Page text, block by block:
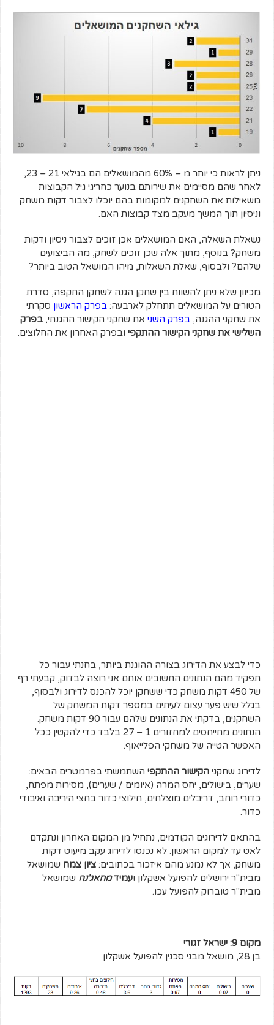
ניתן לראות כי יותר מ – 60% מהמושאלים הם בגילאי 21 – 23,
לאחר שהם מסיימים את שירותם בנוער כחריגי גיל הקבוצות
משאילות את השחקנים למקומות בהם יוכלו לצבור דקות משחק
וניסיון תוך המשך מעקב מצד קבוצות האם.
נשאלת השאלה, האם המושאלים אכן זוכים לצבור ניסיון ודקות
משחק? בנוסף, מתוך אלה שכן זוכים לשחק, מה הביצועים
שלהם? ולבסוף, שאלת השאלות, מיהו המושאל הטוב ביותר?
מכיוון שלא ניתן להשוות בין שחקן הגנה לשחקן התקפה, סדרת
הטורים על המושאלים תתחלק לארבעה:בפרק הראשון סקרתי
את שחקני ההגנה,בפרק השני את שחקני הקישור ההגנתי,בפרק
השלישי את שחקני הקישור ההתקפי ובפרק האחרון את החלוצים.
כדי לבצע את הדירוג בצורה ההוגנת ביותר, בחנתי עבור כל
תפקיד מהם הנתונים החשובים אותם אני רוצה לבדוק, קבעתי רף
של 450 דקות משחק כדי ששחקן יוכל להכנס לדירוג ולבסוף,
בגלל שיש פער עצום לעיתים במספר דקות המשחק של
השחקנים, בדקתי את הנתונים שלהם עבור 90 דקות משחק.
הנתונים מתייחסים למחזורים 1 – 27 בלבד כדי להקטין ככל
האפשר הטייה של משחקי הפלייאוף.
לדירוג שחקניהקישור ההתקפי השתמשתי בפרמטרים הבאים:
שערים, בישולים, יחס המרה (איומים / שערים), מסירות מפתח,
כדורי רוחב, דריבלים מוצלחים, חילוצי כדור בחצי היריבה ואיבודי
כדור.
בהתאם לדירוגים הקודמים, נתחיל מן המקום האחרון ונתקדם
לאט עד למקום הראשון. לא נכנסו לדירוג עקב מיעוט דקות
משחק, אך לא נמנע מהם איזכור בכתובים:ציון צמח שמושאל
מבית"ר ירושלים להפועל אשקלון ועמידמחאג'נה שמושאל
מבית"ר טוברוק להפועל עכו.
מקום 9: ישראל זגורי
בן 28, מושאל מבני סכנין להפועל אשקלון